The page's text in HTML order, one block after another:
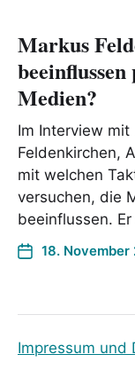
Markus
Medien?
Im Interview
Feldenkirchen,
mit welchen
versuchen, die
beeinflussen.
18. November
Impressum und